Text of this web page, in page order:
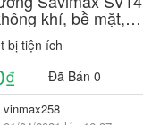
khí, bề mặt,
phòng mổ, y tế
bị tiện ích
₫ Đã Bán 0
vinmax258